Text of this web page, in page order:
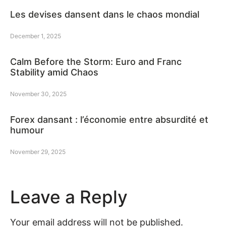
Les devises dansent dans le chaos mondial
December 1, 2025
Calm Before the Storm: Euro and Franc
Stability amid Chaos
November 30, 2025
Forex dansant : l’économie entre absurdité et
humour
November 29, 2025
Leave a Reply
Your email address will not be published.